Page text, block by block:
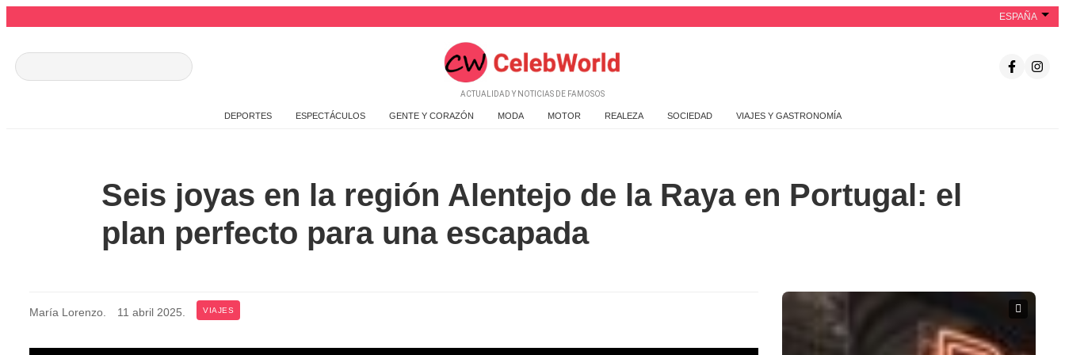
ESPAÑA
ACTUALIDAD Y NOTICIAS DE FAMOSOS
DEPORTES ESPECTÁCULOS GENTE Y CORAZÓN MODA MOTOR REALEZA SOCIEDAD VIAJES Y GASTRONOMÍA
Seis joyas en la región Alentejo de la Raya en Portugal: el
plan perfecto para una escapada
María Lorenzo 11 abril 2025 VIAJES